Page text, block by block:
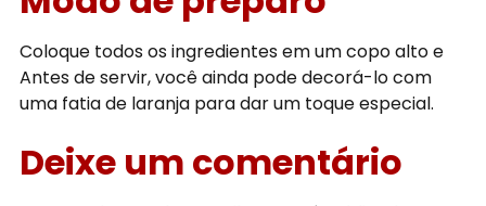
Coloque todos os ingredientes em um copo alto e
Antes de servir, você ainda pode decorá-lo com
uma fatia de laranja para dar um toque especial.
Deixe um comentário